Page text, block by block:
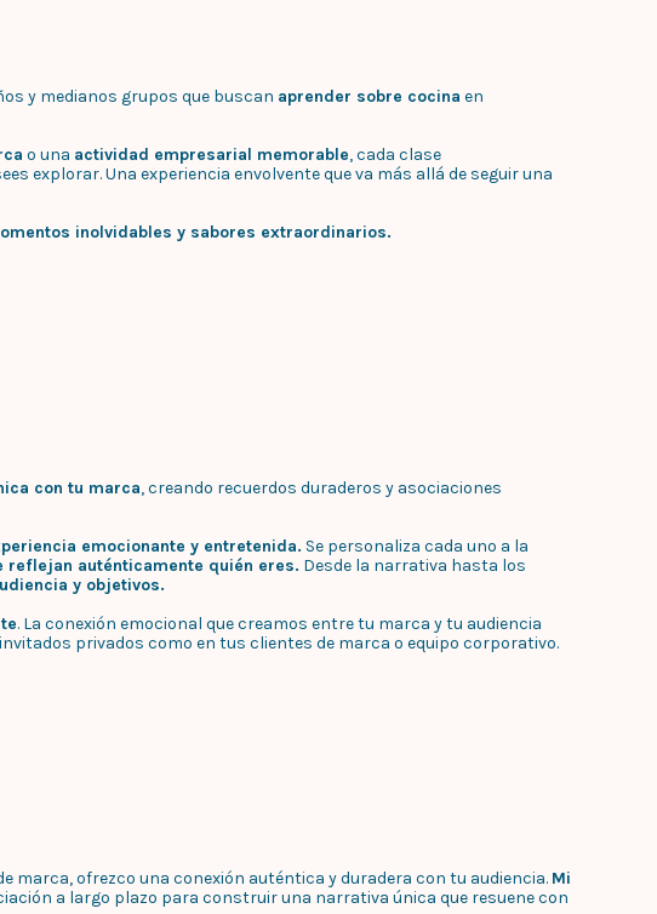
y medianos grupos que buscan aprender sobre cocina en
o una actividad empresarial memorable, cada clase
explorar. Una experiencia envolvente que va más allá de seguir una
inolvidables y sabores extraordinarios.
con tu marca, creando recuerdos duraderos y asociaciones
emocionante y entretenida. Se personaliza cada uno a la
reflejan auténticamente quién eres. Desde la narrativa hasta los
y objetivos.
. La conexión emocional que creamos entre tu marca y tu audiencia
privados como en tus clientes de marca o equipo corporativo.
marca, ofrezco una conexión auténtica y duradera con tu audiencia. Mi
a largo plazo para construir una narrativa única que resuene con